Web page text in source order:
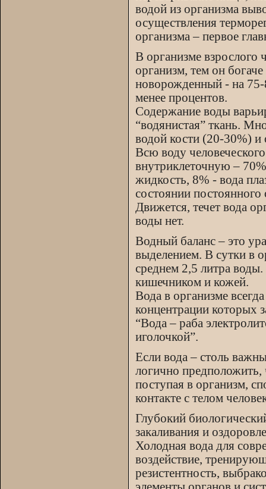
водой из организма
осуществления
организма – первое
В организме взрослого
организм, тем он
новорожденный - на
менее процентов.
Содержание воды
“водянистая” ткань.
водой кости (20-30%)
Всю воду
внутриклеточную –
жидкость, 8% - вода
состоянии постоянного
Движется, течет вода
воды нет.
Водный баланс – это
выделением. В сутки в
среднем 2,5 литра
кишечником и кожей.
Вода в организме
концентрации которых
“Вода – раба
иголочкой”.
Если вода – столь
логично предположить,
поступая в организм,
контакте с телом
Глубокий
закаливания и
Холодная вода для
воздействие,
резистентность,